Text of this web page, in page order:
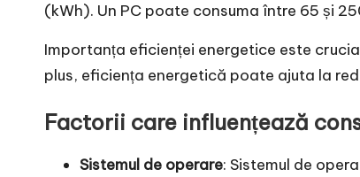
(kWh). Un PC poate consuma între 65 și
Importanța eficienței energetice este
plus, eficiența energetică poate ajuta la
Factorii care influențează
Sistemul de operare: Sistemul de